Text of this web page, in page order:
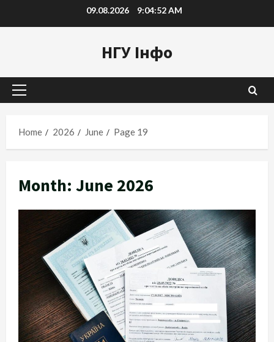
to
09.08.2026 9:04:53 AM
НГУ Інфо
Primary
Home
2026 June Page 19
Month: June 2026